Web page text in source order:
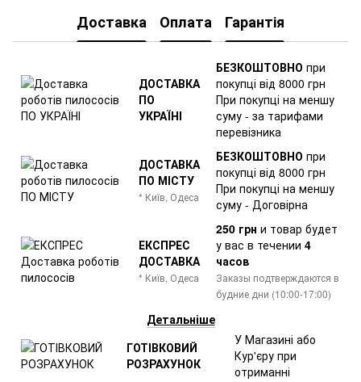
Доставка Оплата Гарантія
ДОСТАВКА
ПО
УКРАЇНІ
БЕЗКОШТОВНО при
покупці від 8000 грн
При покупці на меншу
суму - за тарифами
перевізника
ДОСТАВКА
ПО МІСТУ
* Київ, Одеса
БЕЗКОШТОВНО при
покупці від 8000 грн
При покупці на меншу
суму - Договірна
ЕКСПРЕС
ДОСТАВКА
* Київ, Одеса
250 грн и товар будет
у вас в течении 4
часов
Заказы подтверждаются в
будние дни (10:00-17:00)
Детальніше
ГОТІВКОВИЙ
РОЗРАХУНОК
У Магазині або
Кур'єру при
отриманні